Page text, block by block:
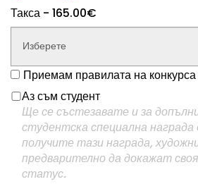
Такса - 165.00€
Приемам правилата на конкурса
Аз съм студент
Ще се състезавате и за
студентска специална
получите тази награда,
предварително да докажат
статус.